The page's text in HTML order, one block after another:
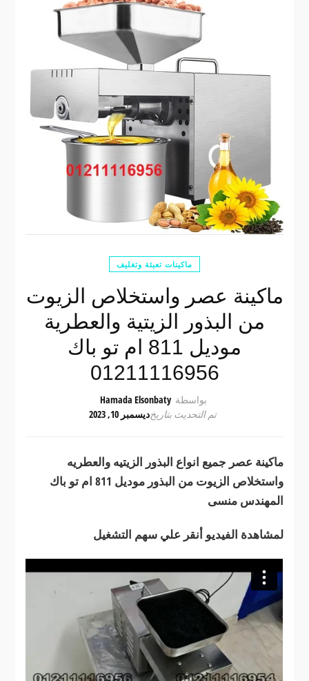
ماكينات تعبئة وتغليف
ماكينة عصر واستخلاص الزيوت
من البذور الزيتية والعطرية
موديل 811 ام تو باك
01211116956
بواسطة Hamada Elsonbaty
تم التحديث بتاريخديسمبر 10, 2023
ماكينة عصر جميع انواع البذور الزيتيه والعطريه
واستخلاص الزيوت من البذور موديل 811 ام تو باك
المهندس منسى
لمشاهدة الفيديو أنقر علي سهم التشغيل